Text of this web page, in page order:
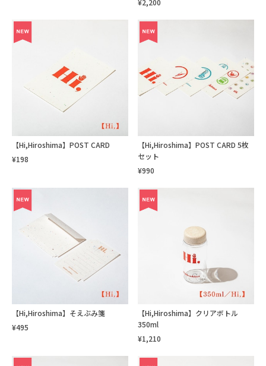
¥2,200
【Hi,Hiroshima】POST CARD
¥198
【Hi,Hiroshima】POST CARD 5枚
セット
¥990
【Hi,Hiroshima】そえぶみ箋
¥495
【Hi,Hiroshima】クリアボトル
350ml
¥1,210